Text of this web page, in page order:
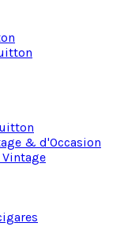
prestigieuse,
l’excellence à
d’affaires.
vos
associant à nos
& d'Occasion